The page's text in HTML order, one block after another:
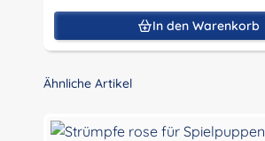
In den Warenkorb
Produktgalerie überspringen
Ähnliche Artikel